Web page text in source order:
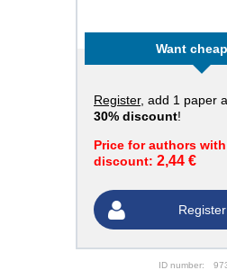
Want
Register, add 1 paper
30% discount!
Price for authors with
discount: 2,44 €
Register
ID number: